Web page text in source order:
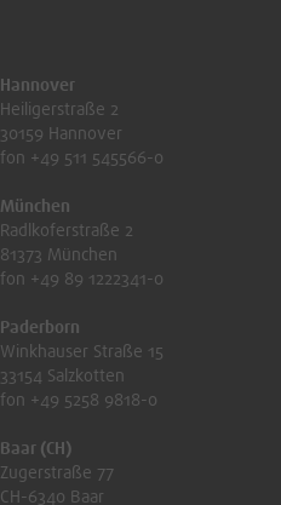
Hannover
Heiligerstraße 2
30159 Hannover
fon +49 511 545566-0
München
Radlkoferstraße 2
81373 München
fon +49 89 1222341-0
Paderborn
Winkhauser Straße 15
33154 Salzkotten
fon +49 5258 9818-0
Baar (CH)
Zugerstraße 77
CH-6340 Baar